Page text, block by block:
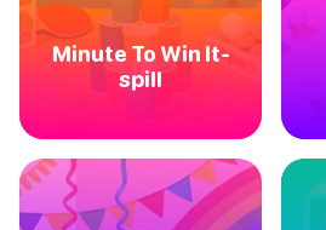
Minute To Win It-
spill